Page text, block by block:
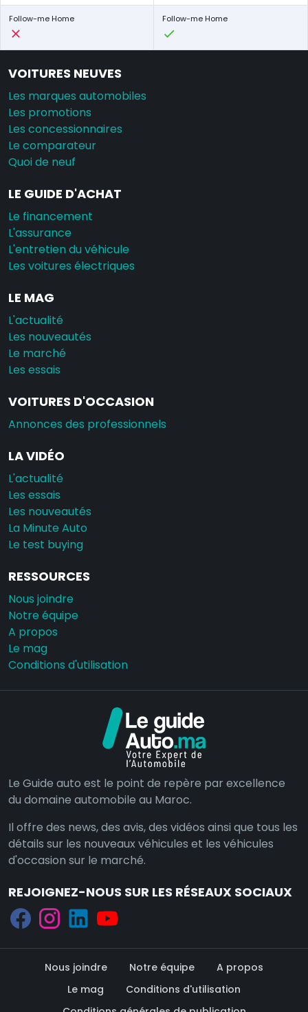
Follow-me Home Follow-me Home
VOITURES NEUVES
Les marques automobiles
Les promotions
Les concessionnaires
Le comparateur
Quoi de neuf
LE GUIDE D'ACHAT
Le financement
L'assurance
L'entretien du véhicule
Les voitures électriques
LE MAG
L'actualité
Les nouveautés
Le marché
Les essais
VOITURES D'OCCASION
Annonces des professionnels
LA VIDÉO
L'actualité
Les essais
Les nouveautés
La Minute Auto
Le test buying
RESSOURCES
Nous joindre
Notre équipe
A propos
Le mag
Conditions d'utilisation
Le Guide auto est le point de repère par excellence
du domaine automobile au Maroc.
Il offre des news, des avis, des vidéos ainsi que tous les
détails sur les nouveaux véhicules et les véhicules
d'occasion sur le marché.
REJOIGNEZ-NOUS SUR LES RÉSEAUX SOCIAUX
Nous joindre Notre équipe
A propos
Le mag
Conditions d'utilisation